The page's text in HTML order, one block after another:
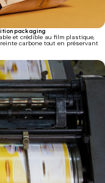
packaging
et crédible au film plastique,
carbone tout en préservant